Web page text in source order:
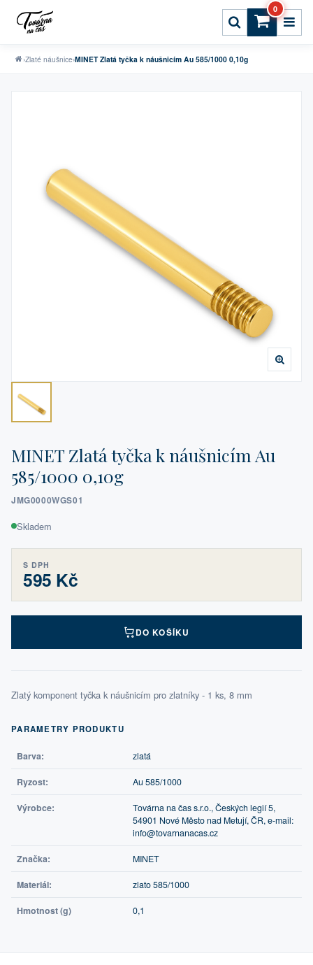
0
›Zlaté náušnice›MINET Zlatá tyčka k náušnicím Au 585/1000 0,10g
MINET Zlatá tyčka k náušnicím Au
585/1000 0,10g
JMG0000WGS01
Skladem
S DPH
595 Kč
DO KOŠÍKU
Zlatý komponent tyčka k náušnicím pro zlatníky - 1 ks, 8 mm
PARAMETRY PRODUKTU
Barva: zlatá
Ryzost: Au 585/1000
Výrobce:
Továrna na čas s.r.o., Českých legií 5,
54901 Nové Město nad Metují, ČR, e-mail:
info@tovarnanacas.cz
Značka: MINET
Materiál: zlato 585/1000
Hmotnost (g) 0,1